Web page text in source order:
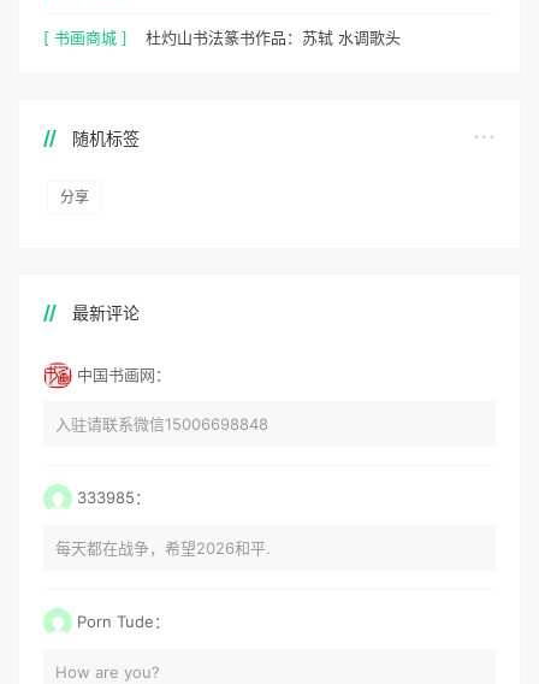
[ 书画商城 ] 杜灼山书法篆书作品：苏轼 水调歌头
随机标签
分享
最新评论
中国书画网：
入驻请联系微信15006698848
333985：
每天都在战争，希望2026和平.
Porn Tude：
How are you?